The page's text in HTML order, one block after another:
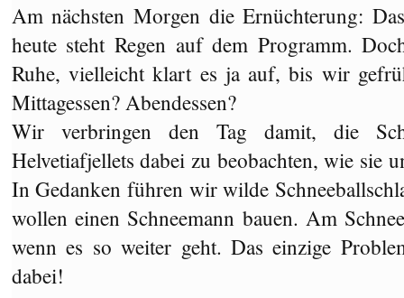
Am nächsten Morgen die Ernüchterung:
heute steht Regen auf dem Programm.
Ruhe, vielleicht klart es ja auf, bis wir
Mittagessen? Abendessen?
Wir verbringen den Tag damit, die
Helvetiafjellets dabei zu beobachten, wie sie
In Gedanken führen wir wilde
wollen einen Schneemann bauen. Am
wenn es so weiter geht. Das einzige
dabei!